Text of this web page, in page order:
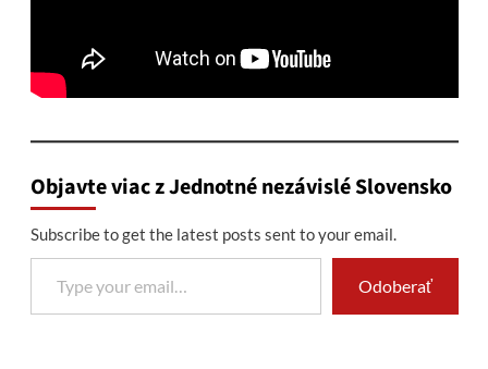
Objavte viac z Jednotné nezávislé Slovensko
Subscribe to get the latest posts sent to your email.
Type your email…
Odoberať